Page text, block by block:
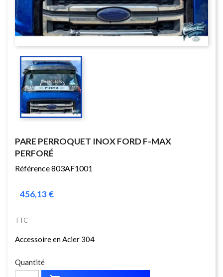
PARE PERROQUET INOX FORD F-MAX
PERFORÉ
Référence 803AF1001
456,13 €
TTC
Accessoire en Acier 304
Quantité